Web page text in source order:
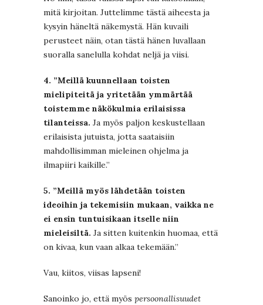
mitä kirjoitan. Juttelimme tästä aiheesta ja
kysyin häneltä näkemystä. Hän kuvaili
perusteet näin, otan tästä hänen luvallaan
suoralla sanelulla kohdat neljä ja viisi.
4. ”Meillä kuunnellaan toisten
mielipiteitä ja yritetään ymmärtää
toistemme näkökulmia erilaisissa
tilanteissa. Ja myös paljon keskustellaan
erilaisista jutuista, jotta saataisiin
mahdollisimman mieleinen ohjelma ja
ilmapiiri kaikille.”
5. ”Meillä myös lähdetään toisten
ideoihin ja tekemisiin mukaan, vaikka ne
ei ensin tuntuisikaan itselle niin
mieleisiltä. Ja sitten kuitenkin huomaa, että
on kivaa, kun vaan alkaa tekemään.”
Vau, kiitos, viisas lapseni!
Sanoinko jo, että myös persoonallisuudet